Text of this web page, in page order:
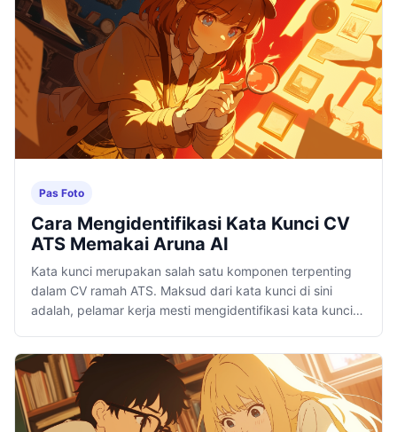
Pas Foto
Cara Mengidentifikasi Kata Kunci CV
ATS Memakai Aruna AI
Kata kunci merupakan salah satu komponen terpenting
dalam CV ramah ATS. Maksud dari kata kunci di sini
adalah, pelamar kerja mesti mengidentifikasi kata kunci